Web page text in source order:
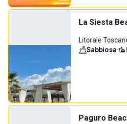
La Siesta
Litorale
Sabbiosa·
Paguro